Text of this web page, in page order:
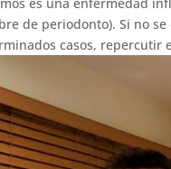
de periodonto). Si no
casos, repercutir